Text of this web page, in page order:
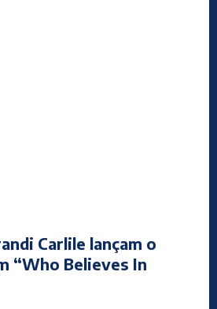
Carlile lançam o
“Who Believes In